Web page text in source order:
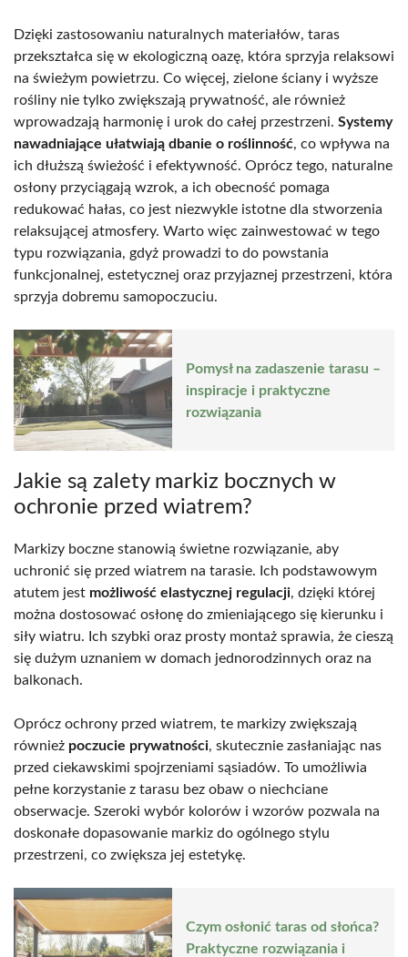
Dzięki zastosowaniu naturalnych materiałów, taras
przekształca się w ekologiczną oazę, która sprzyja relaksowi
na świeżym powietrzu. Co więcej, zielone ściany i wyższe
rośliny nie tylko zwiększają prywatność, ale również
wprowadzają harmonię i urok do całej przestrzeni. Systemy
nawadniające ułatwiają dbanie o roślinność, co wpływa na
ich dłuższą świeżość i efektywność. Oprócz tego, naturalne
osłony przyciągają wzrok, a ich obecność pomaga
redukować hałas, co jest niezwykle istotne dla stworzenia
relaksującej atmosfery. Warto więc zainwestować w tego
typu rozwiązania, gdyż prowadzi to do powstania
funkcjonalnej, estetycznej oraz przyjaznej przestrzeni, która
sprzyja dobremu samopoczuciu.
Pomysł na zadaszenie tarasu –
inspiracje i praktyczne
rozwiązania
Jakie są zalety markiz bocznych w
ochronie przed wiatrem?
Markizy boczne stanowią świetne rozwiązanie, aby
uchronić się przed wiatrem na tarasie. Ich podstawowym
atutem jest możliwość elastycznej regulacji, dzięki której
można dostosować osłonę do zmieniającego się kierunku i
siły wiatru. Ich szybki oraz prosty montaż sprawia, że cieszą
się dużym uznaniem w domach jednorodzinnych oraz na
balkonach.
Oprócz ochrony przed wiatrem, te markizy zwiększają
również poczucie prywatności, skutecznie zasłaniając nas
przed ciekawskimi spojrzeniami sąsiadów. To umożliwia
pełne korzystanie z tarasu bez obaw o niechciane
obserwacje. Szeroki wybór kolorów i wzorów pozwala na
doskonałe dopasowanie markiz do ogólnego stylu
przestrzeni, co zwiększa jej estetykę.
Czym osłonić taras od słońca?
Praktyczne rozwiązania i